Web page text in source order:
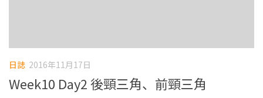
日誌 2016年11月17日
Week10 Day2 後頸三角、前頸三角